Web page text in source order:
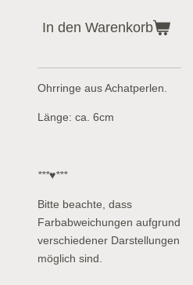
In den Warenkorb
Ohrringe aus Achatperlen.
Länge: ca. 6cm
***♥***
Bitte beachte, dass
Farbabweichungen aufgrund
verschiedener Darstellungen
möglich sind.